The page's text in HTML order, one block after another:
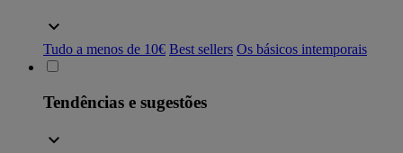
Tudo a menos de 10€ Best sellers Os básicos intemporais
Tendências e sugestões